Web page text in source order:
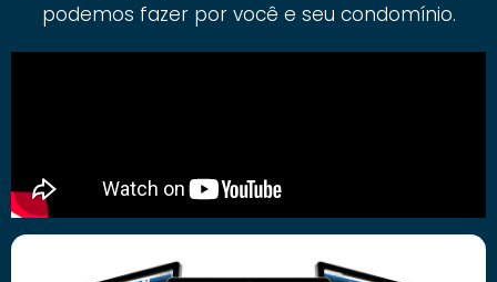
podemos fazer por você e seu condomínio.